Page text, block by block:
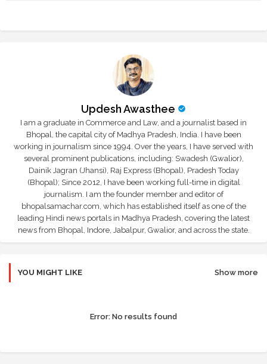
Updesh Awasthee
I am a graduate in Commerce and Law, and a journalist based in
Bhopal, the capital city of Madhya Pradesh, India. I have been
working in journalism since 1994. Over the years, I have served with
several prominent publications, including: Swadesh (Gwalior),
Dainik Jagran (Jhansi), Raj Express (Bhopal), Pradesh Today
(Bhopal); Since 2012, I have been working full-time in digital
journalism. I am the founder member and editor of
bhopalsamachar.com, which has established itself as one of the
leading Hindi news portals in Madhya Pradesh, covering the latest
news from Bhopal, Indore, Jabalpur, Gwalior, and across the state.
YOU MIGHT LIKE Show more
Error: No results found